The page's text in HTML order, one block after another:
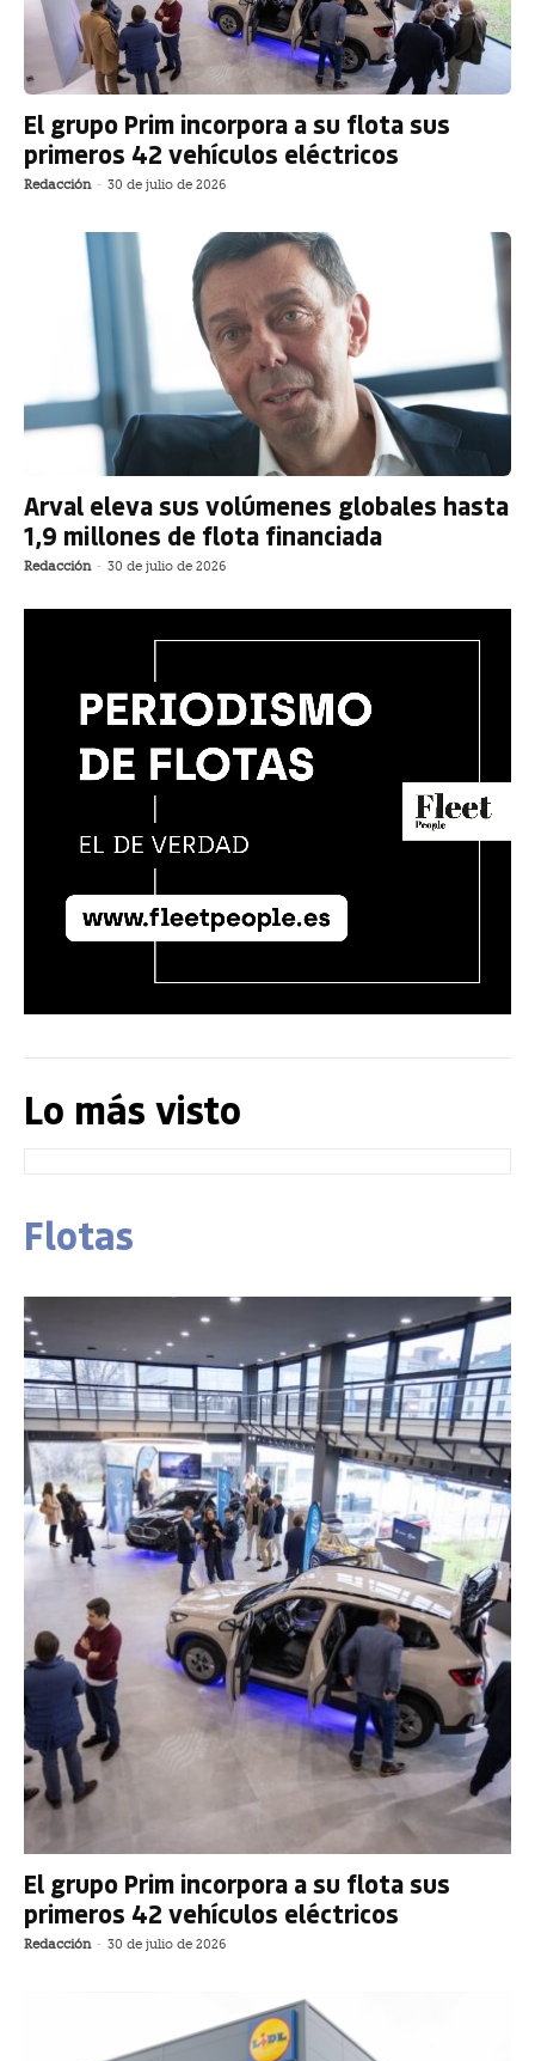
El grupo Prim incorpora a su flota sus
primeros 42 vehículos eléctricos
Redacción - 30 de julio de 2026
Arval eleva sus volúmenes globales hasta
1,9 millones de flota financiada
Redacción - 30 de julio de 2026
Lo más visto
Flotas
El grupo Prim incorpora a su flota sus
primeros 42 vehículos eléctricos
Redacción - 30 de julio de 2026